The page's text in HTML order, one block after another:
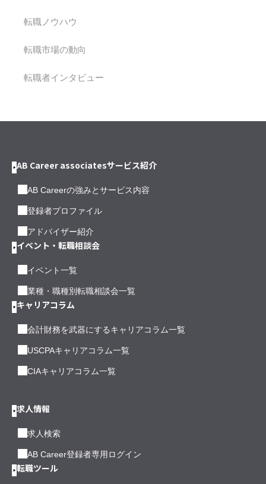
転職ノウハウ
転職市場の動向
転職者インタビュー
AB Career associatesサービス紹介
AB Careerの強みとサービス内容
登録者プロファイル
アドバイザー紹介
イベント・転職相談会
イベント一覧
業種・職種別転職相談会一覧
キャリアコラム
会計財務を武器にするキャリアコラム一覧
USCPAキャリアコラム一覧
CIAキャリアコラム一覧
求人情報
求人検索
AB Career登録者専用ログイン
転職ツール